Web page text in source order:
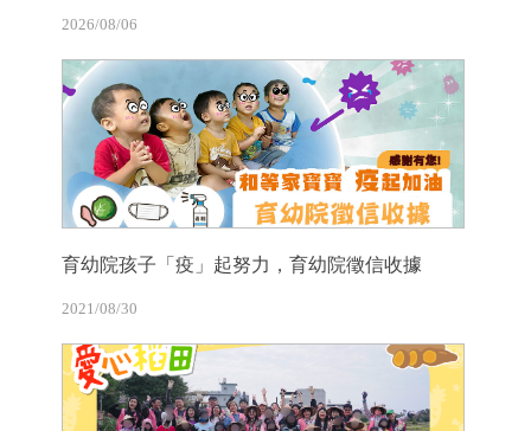
2026/08/06
育幼院孩子「疫」起努力，育幼院徵信收據
2021/08/30